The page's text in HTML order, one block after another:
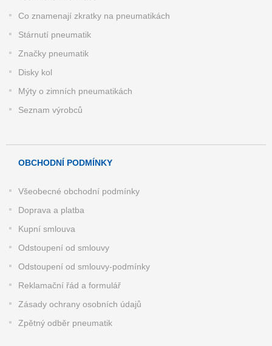
Co znamenají zkratky na pneumatikách
Stárnutí pneumatik
Značky pneumatik
Disky kol
Mýty o zimních pneumatikách
Seznam výrobců
OBCHODNÍ PODMÍNKY
Všeobecné obchodní podmínky
Doprava a platba
Kupní smlouva
Odstoupení od smlouvy
Odstoupení od smlouvy-podmínky
Reklamační řád a formulář
Zásady ochrany osobních údajů
Zpětný odběr pneumatik